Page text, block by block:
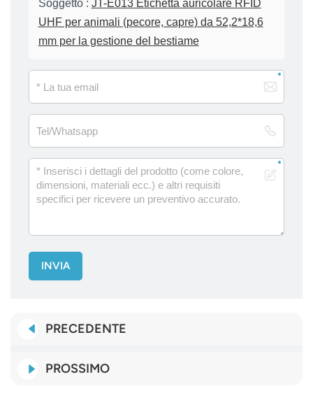
Soggetto : JT-E013 Etichetta auricolare RFID
UHF per animali (pecore, capre) da 52,2*18,6
mm per la gestione del bestiame
INVIA
PRECEDENTE
PROSSIMO